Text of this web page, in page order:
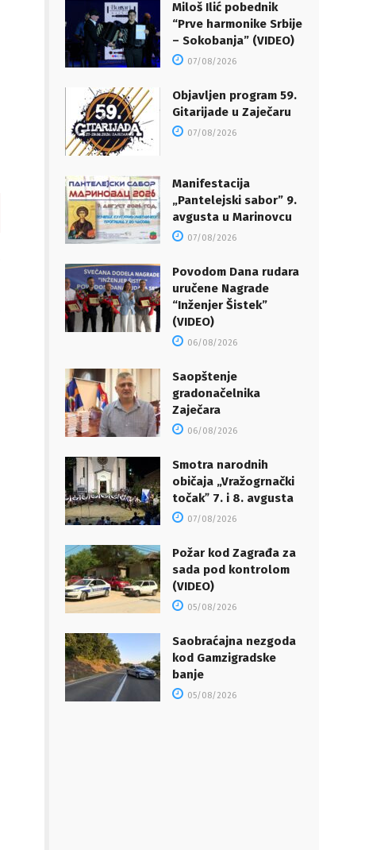
Miloš Ilić pobednik
“Prve harmonike Srbije
– Sokobanja” (VIDEO)
07/08/2026
Objavljen program 59.
Gitarijade u Zaječaru
07/08/2026
Manifestacija
„Pantelejski sabor” 9.
avgusta u Marinovcu
07/08/2026
Povodom Dana rudara
uručene Nagrade
“Inženjer Šistek”
(VIDEO)
06/08/2026
Saopštenje
gradonačelnika
Zaječara
06/08/2026
Smotra narodnih
običaja „Vražogrnački
točakˮ 7. i 8. avgusta
07/08/2026
Požar kod Zagrađa za
sada pod kontrolom
(VIDEO)
05/08/2026
Saobraćajna nezgoda
kod Gamzigradske
banje
05/08/2026